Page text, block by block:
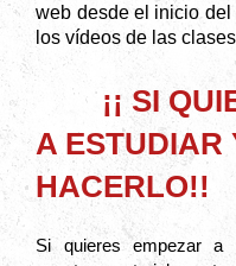
web desde el inicio del
los vídeos de las
¡¡ SI
A ESTUDIAR
HACERLO!!
Si quieres empezar a